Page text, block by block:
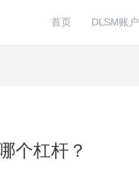
首页 DLSM账户
个杠杆？